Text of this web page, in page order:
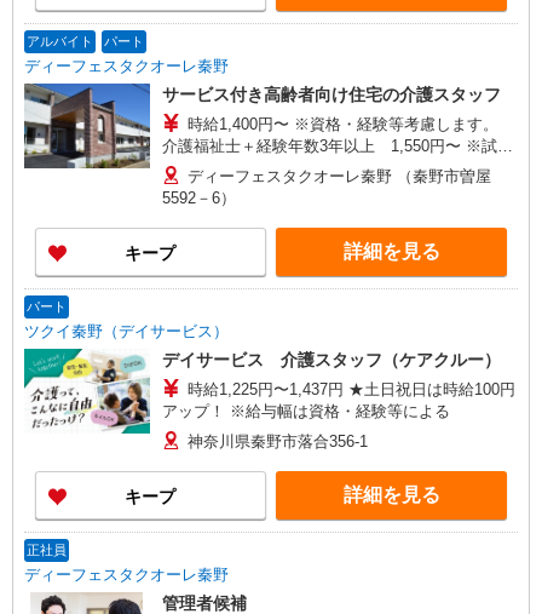
住宅手当／30,000円まで（独身世帯・賃貸契約に
合★★ 月収例 307,000円〜
アルバイト パート
ディーフェスタクオーレ秦野
サービス付き高齢者向け住宅の介護スタッフ
時給1,400円〜 ※資格・経験等考慮します。
介護福祉士＋経験年数3年以上 1,550円〜 ※試用
期間3ヵ月、時給1,300円〜
ディーフェスタクオーレ秦野 （秦野市曽屋
5592－6）
キープ 詳細を見る
パート
ツクイ秦野（デイサービス）
デイサービス 介護スタッフ（ケアクルー）
時給1,225円〜1,437円 ★土日祝日は時給100円
アップ！ ※給与幅は資格・経験等による
神奈川県秦野市落合356-1
キープ 詳細を見る
正社員
ディーフェスタクオーレ秦野
管理者候補